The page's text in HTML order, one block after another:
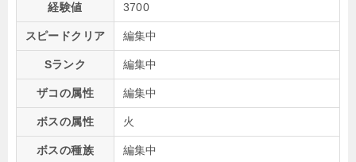
経験値 3700
スピードクリア 編集中
Sランク 編集中
ザコの属性 編集中
ボスの属性 火
ボスの種族 編集中